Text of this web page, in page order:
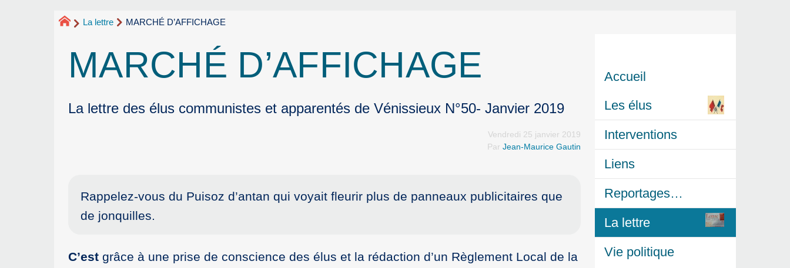
La lettre MARCHÉ D’AFFICHAGE
MARCHÉ D’AFFICHAGE
La lettre des élus communistes et apparentés de Vénissieux N°50- Janvier 2019
Vendredi 25 janvier 2019
Par Jean-Maurice Gautin
Rappelez-vous du Puisoz d’antan qui voyait fleurir plus de panneaux publicitaires que
de jonquilles.
C’est grâce à une prise de conscience des élus et la rédaction d’un Règlement Local de la
Accueil
Les élus
Interventions
Liens
Reportages…
La lettre
Vie politique